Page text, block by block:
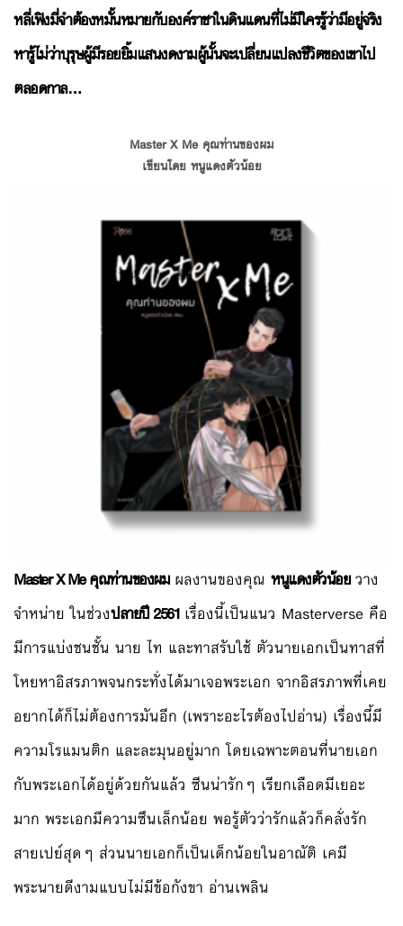
หลี่เฟิงมี่จำต้องหมั้นหมายกับองค์ราชาในดินแดนที่ไม่มีใครรู้ว่ามีอยู่จริง
หารู้ไม่ว่าบุรุษผู้มีรอยยิ้มแสนงดงามผู้นั้นจะเปลี่ยนแปลงชีวิตของเขาไป
ตลอดกาล…
Master X Me คุณท่านของผม
เขียนโดย หนูแดงตัวน้อย
Master X Me คุณท่านของผมผลงานของคุณ หนูแดงตัวน้อยวาง
จำหน่าย ในช่วงปลายปี 2561 เรื่องนี้เป็นแนว Masterverse คือ
มีการแบ่งชนชั้น นาย ไท และทาสรับใช้ ตัวนายเอกเป็นทาสที่
โหยหาอิสรภาพจนกระทั่งได้มาเจอพระเอก จากอิสรภาพที่เคย
อยากได้ก็ไม่ต้องการมันอีก (เพราะอะไรต้องไปอ่าน) เรื่องนี้มี
ความโรแมนติก และละมุนอยู่มาก โดยเฉพาะตอนที่นายเอก
กับพระเอกได้อยู่ด้วยกันแล้ว ซีนน่ารักๆ เรียกเลือดมีเยอะ
มาก พระเอกมีความซึนเล็กน้อย พอรู้ตัวว่ารักแล้วก็คลั่งรัก
สายเปย์สุดๆ ส่วนนายเอกก็เป็นเด็กน้อยในอาณัติ เคมี
พระนายดีงามแบบไม่มีข้อกังขา อ่านเพลิน